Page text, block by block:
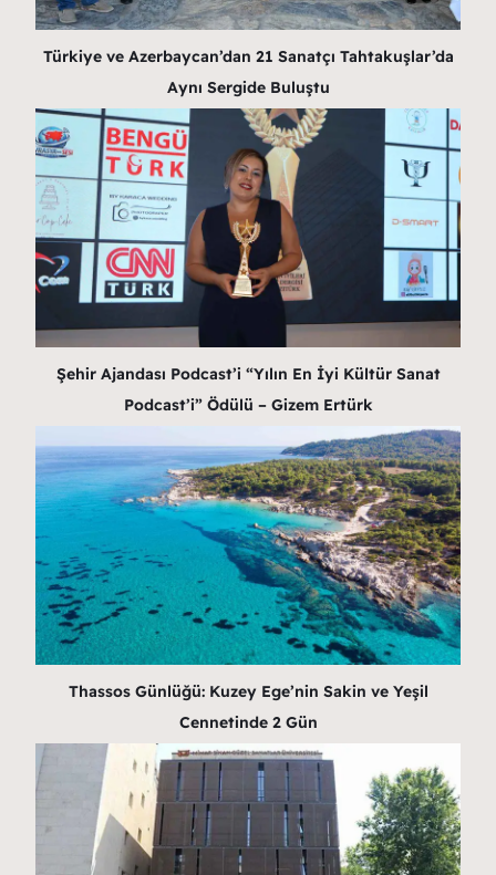
Türkiye ve Azerbaycan’dan 21 Sanatçı Tahtakuşlar’da
Aynı Sergide Buluştu
Şehir Ajandası Podcast’i “Yılın En İyi Kültür Sanat
Podcast’i” Ödülü – Gizem Ertürk
Thassos Günlüğü: Kuzey Ege’nin Sakin ve Yeşil
Cennetinde 2 Gün